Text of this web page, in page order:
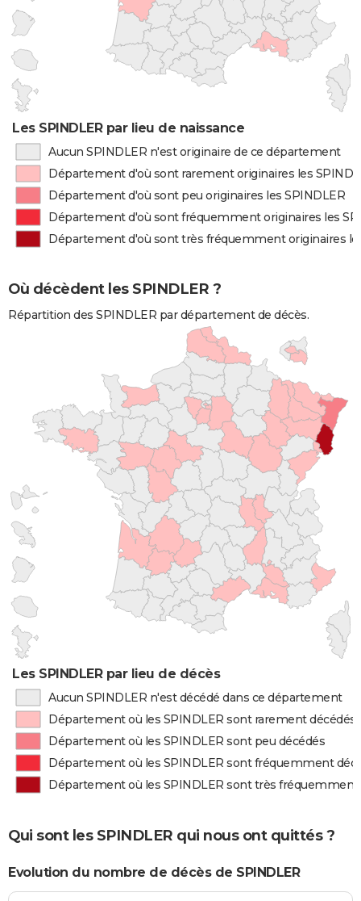
Les SPINDLER par lieu de naissance
Aucun SPINDLER n'est originaire de ce département
Département d'où sont rarement originaires les
Département d'où sont peu originaires les SPINDLER
Département d'où sont fréquemment originaires les
Département d'où sont très fréquemment originaires
Où décèdent les SPINDLER ?
Répartition des SPINDLER par département de décès.
Les SPINDLER par lieu de décès
Aucun SPINDLER n'est décédé dans ce département
Département où les SPINDLER sont rarement décédés
Département où les SPINDLER sont peu décédés
Département où les SPINDLER sont fréquemment
Département où les SPINDLER sont très fréquemment
Qui sont les SPINDLER qui nous ont quittés ?
Evolution du nombre de décès de SPINDLER